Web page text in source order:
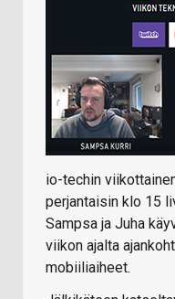
io-techin
perjantaisin klo 15
Sampsa ja Juha
viikon ajalta
mobiiliaiheet.